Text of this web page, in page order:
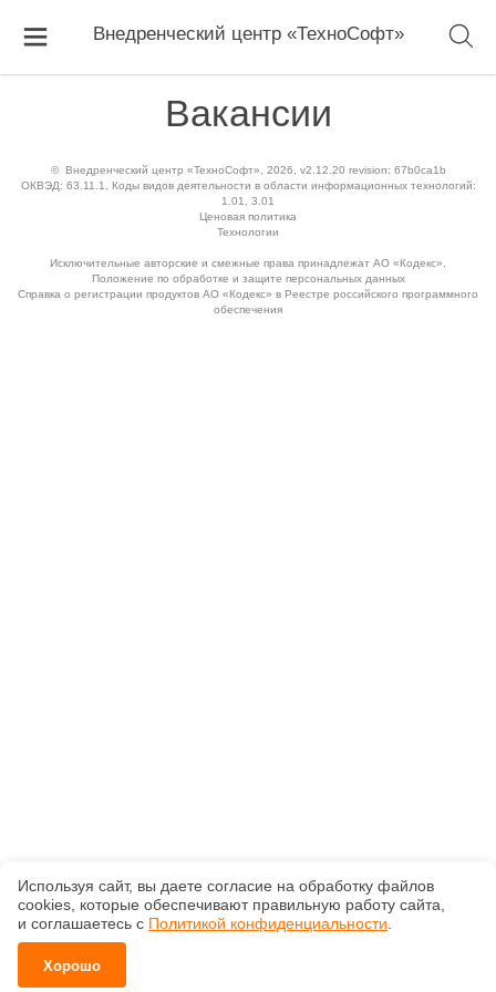
Внедренческий центр «ТехноСофт»
Вакансии
© Внедренческий центр «ТехноСофт», 2026, v2.12.20 revision: 67b0ca1b
ОКВЭД: 63.11.1, Коды видов деятельности в области информационных технологий:
1.01, 3.01
Ценовая политика
Технологии
Исключительные авторские и смежные права принадлежат АО «Кодекс».
Положение по обработке и защите персональных данных
Справка о регистрации продуктов АО «Кодекс» в Реестре российского программного
обеспечения
Используя сайт, вы даете согласие на обработку файлов
сооkiеs, которые обеспечивают правильную работу сайта,
и соглашаетесь с Политикой конфиденциальности
Хорошо